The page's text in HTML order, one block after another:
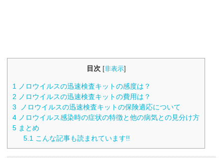
目次 [非表示]
1
ノロウイルスの迅速検査キットの感度は？
2 ノロウイルスの迅速検査キットの費用は？
3 ノロウイルスの迅速検査キットの保険適応について
4 ノロウイルス感染時の症状の特徴と他の病気との見分け方
5 まとめ
5.1 こんな記事も読まれています!!